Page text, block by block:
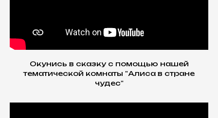
Окунись в сказку с помощью нашей
тематической комнаты "Алиса в стране
чудес"